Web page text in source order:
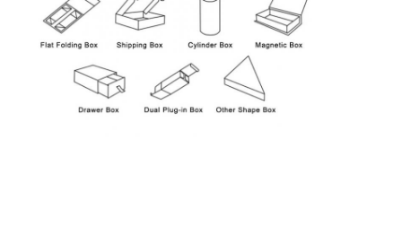
顔のマスクの包装袋
カスタム ブローチャー 印刷
オーダーメイド レッド パケット